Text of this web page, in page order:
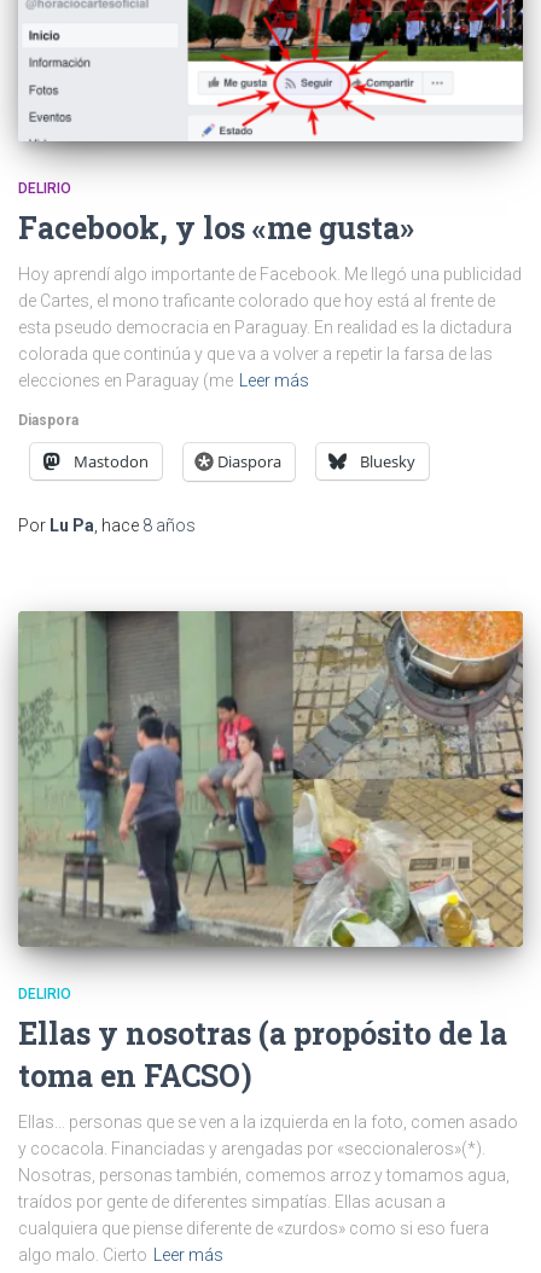
DELIRIO
Facebook, y los «me gusta»
Hoy aprendí algo importante de Facebook. Me llegó una publicidad
de Cartes, el mono traficante colorado que hoy está al frente de
esta pseudo democracia en Paraguay. En realidad es la dictadura
colorada que continúa y que va a volver a repetir la farsa de las
elecciones en Paraguay (me
Leer más
Diaspora
Mastodon Diaspora Bluesky
Por Lu Pa , hace 8 años
DELIRIO
Ellas y nosotras (a propósito de la
toma en FACSO)
Ellas… personas que se ven a la izquierda en la foto, comen asado
y cocacola. Financiadas y arengadas por «seccionaleros»(*).
Nosotras, personas también, comemos arroz y tomamos agua,
traídos por gente de diferentes simpatías. Ellas acusan a
cualquiera que piense diferente de «zurdos» como si eso fuera
algo malo. Cierto Leer más